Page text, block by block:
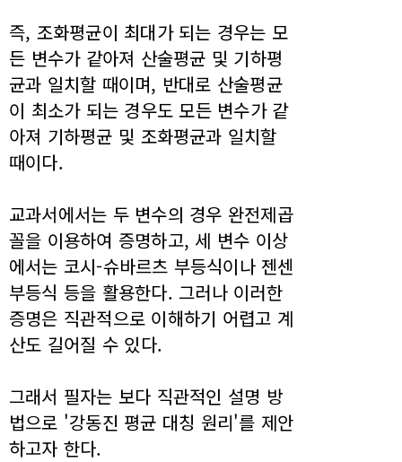
즉, 조화평균이 최대가 되는 경우는 모
든 변수가 같아져 산술평균 및 기하평
균과 일치할 때이며, 반대로 산술평균
이 최소가 되는 경우도 모든 변수가 같
아져 기하평균 및 조화평균과 일치할
때이다.
교과서에서는 두 변수의 경우 완전제곱
꼴을 이용하여 증명하고, 세 변수 이상
에서는 코시-슈바르츠 부등식이나 젠센
부등식 등을 활용한다. 그러나 이러한
증명은 직관적으로 이해하기 어렵고 계
산도 길어질 수 있다.
그래서 필자는 보다 직관적인 설명 방
법으로 '강동진 평균 대칭 원리'를 제안
하고자 한다.